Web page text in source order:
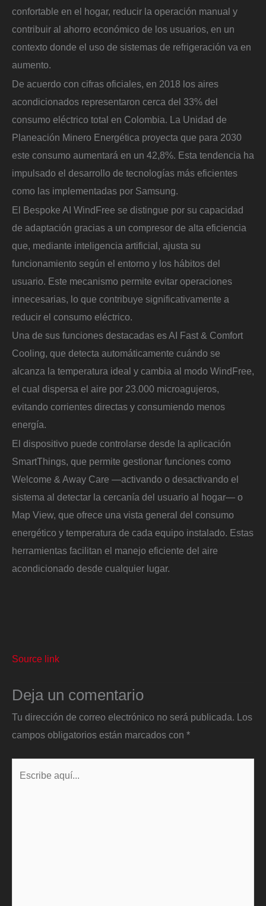
confortable en el hogar, reducir la operación manual y
contribuir al ahorro económico de los usuarios, en un
contexto donde el uso de sistemas de refrigeración va en
aumento.
De acuerdo con cifras oficiales, en 2018 los aires
acondicionados representaron cerca del 33% del
consumo eléctrico total en Colombia. La Unidad de
Planeación Minero Energética proyecta que para 2030
este consumo aumentará en un 42,8%. Esta tendencia ha
impulsado el desarrollo de tecnologías más eficientes
como las implementadas por Samsung.
El Bespoke AI WindFree se distingue por su capacidad
de adaptación gracias a un compresor de alta eficiencia
que, mediante inteligencia artificial, ajusta su
funcionamiento según el entorno y los hábitos del
usuario. Este mecanismo permite evitar operaciones
innecesarias, lo que contribuye significativamente a
reducir el consumo eléctrico.
Una de sus funciones destacadas es AI Fast & Comfort
Cooling, que detecta automáticamente cuándo se
alcanza la temperatura ideal y cambia al modo WindFree,
el cual dispersa el aire por 23.000 microagujeros,
evitando corrientes directas y consumiendo menos
energía.
El dispositivo puede controlarse desde la aplicación
SmartThings, que permite gestionar funciones como
Welcome & Away Care —activando o desactivando el
sistema al detectar la cercanía del usuario al hogar— o
Map View, que ofrece una vista general del consumo
energético y temperatura de cada equipo instalado. Estas
herramientas facilitan el manejo eficiente del aire
acondicionado desde cualquier lugar.
Source link
Deja un comentario
Tu dirección de correo electrónico no será publicada. Los
campos obligatorios están marcados con *